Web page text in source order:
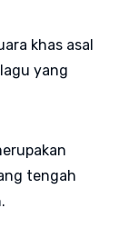
khas asal
yang
tengah